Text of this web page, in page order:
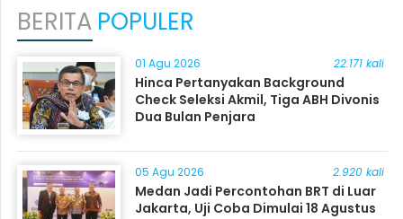
BERITA POPULER
01 Agu 2026 22.171 kali
Hinca Pertanyakan Background
Check Seleksi Akmil, Tiga ABH Divonis
Dua Bulan Penjara
05 Agu 2026 2.920 kali
Medan Jadi Percontohan BRT di Luar
Jakarta, Uji Coba Dimulai 18 Agustus